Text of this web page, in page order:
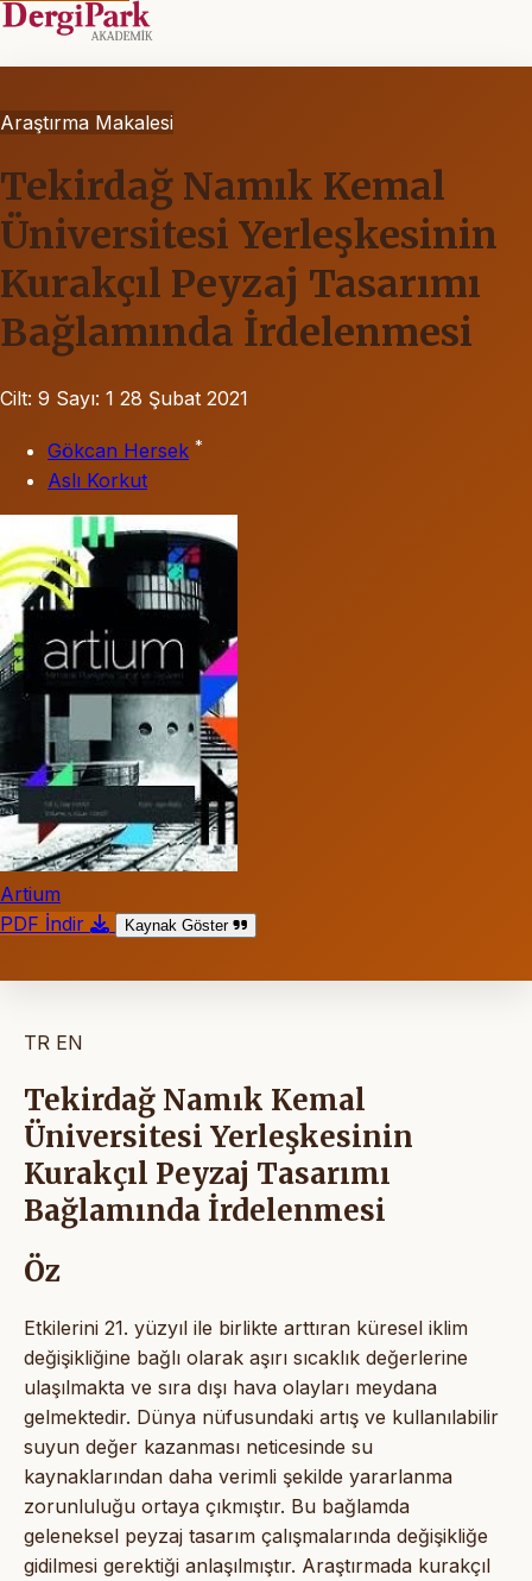
Araştırma Makalesi
Tekirdağ Namık Kemal
Üniversitesi Yerleşkesinin
Kurakçıl Peyzaj Tasarımı
Bağlamında İrdelenmesi
Cilt: 9 Sayı: 1 28 Şubat 2021
Gökcan Hersek *
Aslı Korkut
Artium
PDF İndir
Kaynak Göster
TR EN
Tekirdağ Namık Kemal
Üniversitesi Yerleşkesinin
Kurakçıl Peyzaj Tasarımı
Bağlamında İrdelenmesi
Öz
Etkilerini 21. yüzyıl ile birlikte arttıran küresel iklim
değişikliğine bağlı olarak aşırı sıcaklık değerlerine
ulaşılmakta ve sıra dışı hava olayları meydana
gelmektedir. Dünya nüfusundaki artış ve kullanılabilir
suyun değer kazanması neticesinde su
kaynaklarından daha verimli şekilde yararlanma
zorunluluğu ortaya çıkmıştır. Bu bağlamda
geleneksel peyzaj tasarım çalışmalarında değişikliğe
gidilmesi gerektiği anlaşılmıştır. Araştırmada kurakçıl